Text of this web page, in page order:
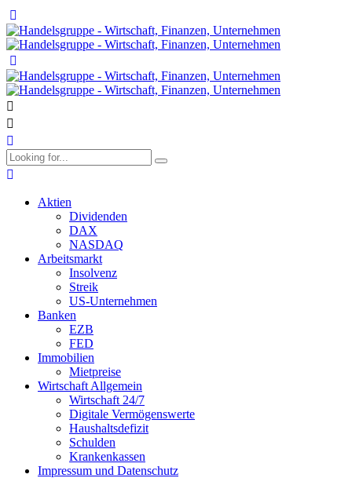
Aktien
Dividenden
DAX
NASDAQ
Arbeitsmarkt
Insolvenz
Streik
US-Unternehmen
Banken
EZB
FED
Immobilien
Mietpreise
Wirtschaft Allgemein
Wirtschaft 24/7
Digitale Vermögenswerte
Haushaltsdefizit
Schulden
Krankenkassen
Impressum und Datenschutz